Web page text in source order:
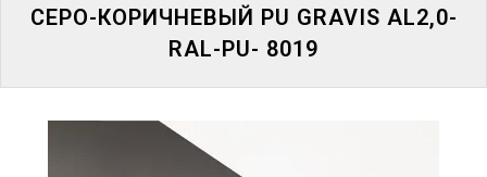
СЕРО-КОРИЧНЕВЫЙ PU GRAVIS AL2,0-
RAL-PU- 8019